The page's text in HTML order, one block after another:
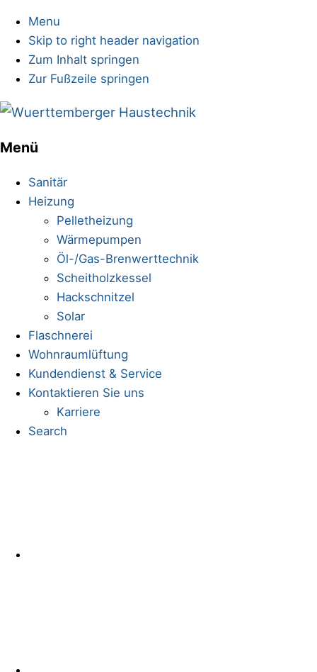
Menu
Skip to right header navigation
Zum Inhalt springen
Zur Fußzeile springen
Sanitärinstallationen
Mobile
Menu
Menü
Sanitär
Heizung
Pelletheizung
Wärmepumpen
Öl-/Gas-Brenwerttechnik
Scheitholzkessel
Hackschnitzel
Solar
Flaschnerei
Wohnraumlüftung
Kundendienst & Service
Kontaktieren Sie uns
Karriere
Search